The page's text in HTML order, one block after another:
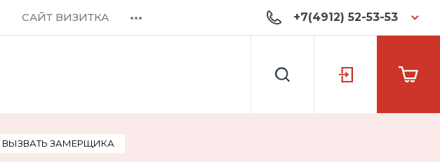
САЙТ ВИЗИТКА ••• +7(4912) 52-53-53
ВЫЗВАТЬ ЗАМЕРЩИКА